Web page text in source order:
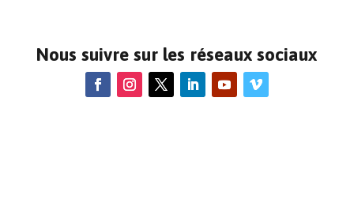
Nous suivre sur les réseaux sociaux